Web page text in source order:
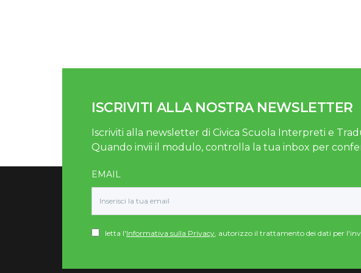
ISCRIVITI ALLA NOSTRA NEWSLETTER
Iscriviti alla newsletter di Civica Scuola Interpreti e
Quando invii il modulo, controlla la tua inbox per
EMAIL
letta l'Informativa sulla Privacy, autorizzo il trattamento dei dati per